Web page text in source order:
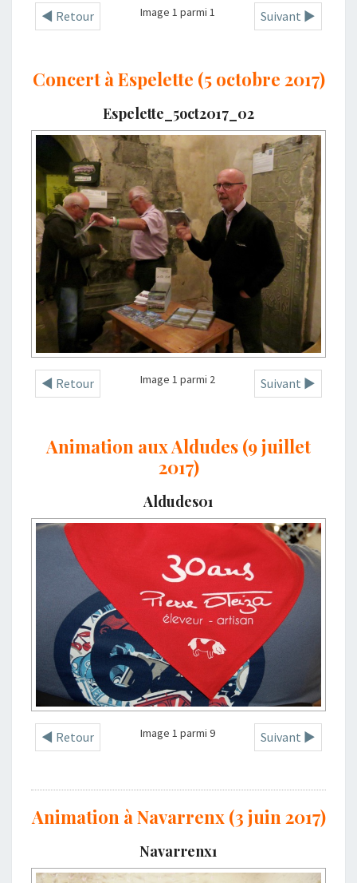
◄ Retour Suivant ►
Image 1 parmi 1
Concert à Espelette (5 octobre 2017)
Espelette_5oct2017_02
◄ Retour Suivant ►
Image 1 parmi 2
Animation aux Aldudes (9 juillet
2017)
Aldudes01
◄ Retour Suivant ►
Image 1 parmi 9
Animation à Navarrenx (3 juin 2017)
Navarrenx1